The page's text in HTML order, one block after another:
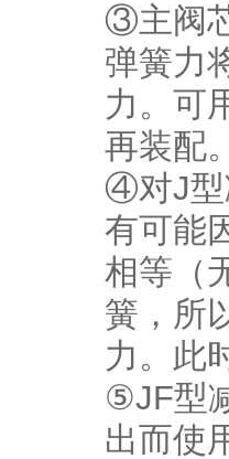
③主阀
弹簧力
力。可
再装配
④对J型
有可能
相等（
簧，所
力。此
⑤JF型
出而使